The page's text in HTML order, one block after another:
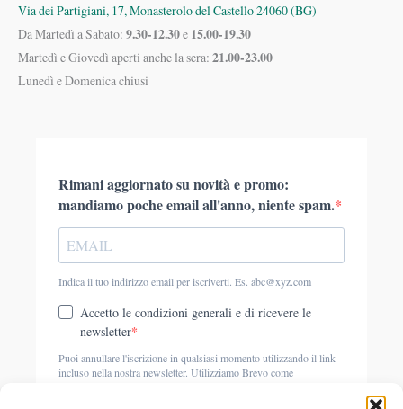
Via dei Partigiani, 17, Monasterolo del Castello 24060 (BG)
Da Martedì a Sabato: 9.30-12.30e 15.00-19.30
Martedì e Giovedì aperti anche la sera: 21.00-23.00
Lunedì e Domenica chiusi